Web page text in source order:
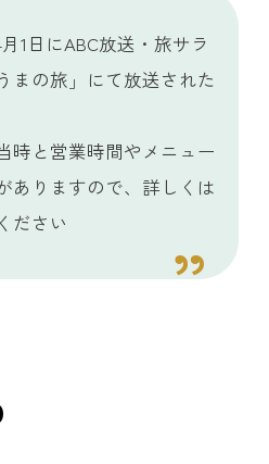
1日にABC放送・旅サラ
まの旅」にて放送された
時と営業時間やメニュー
ありますので、詳しくは
ださい